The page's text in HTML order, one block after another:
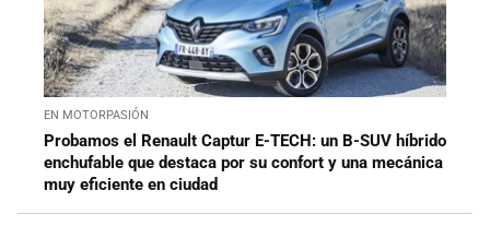
EN MOTORPASIÓN
Probamos el Renault Captur E-TECH: un B-SUV híbrido
enchufable que destaca por su confort y una mecánica
muy eficiente en ciudad